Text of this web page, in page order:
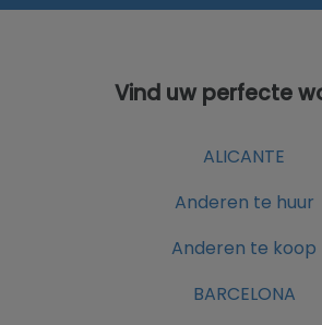
Vind uw perfecte
ALICANTE
Anderen te huur
Anderen te koop
BARCELONA